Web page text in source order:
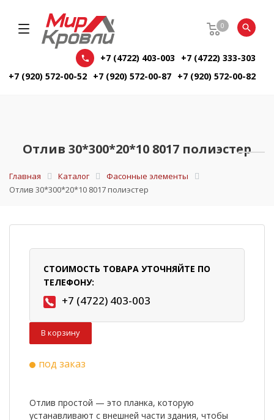
0
+7 (4722) 403-003
+7 (4722) 333-303
+7 (920) 572-00-52 +7 (920) 572-00-87 +7 (920) 572-00-82
Отлив 30*300*20*10 8017 полиэстер
Главная Каталог
Фасонные элементы
Отлив 30*300*20*10 8017 полиэстер
СТОИМОСТЬ ТОВАРА УТОЧНЯЙТЕ ПО
ТЕЛЕФОНУ:
+7 (4722) 403-003
В корзину
под заказ
Отлив простой — это планка, которую
устанавливают с внешней части здания, чтобы